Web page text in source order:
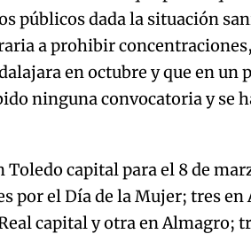
públicos dada la situación
a prohibir
en octubre y que en
ninguna convocatoria y se
Toledo capital para el 8 de
por el Día de la Mujer; tres en
capital y otra en Almagro;